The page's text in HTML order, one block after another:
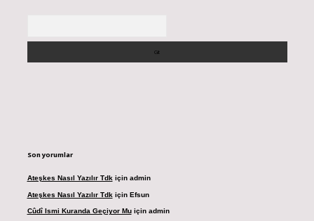
Son yorumlar
Ateşkes Nasıl Yazılır Tdk için admin
Ateşkes Nasıl Yazılır Tdk için Efsun
Cûdî Ismi Kuranda Geçiyor Muiçin admin